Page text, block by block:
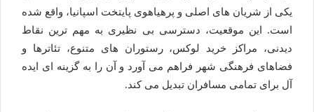
یکی از شریان های اصلی و پرهیاهوی پایتخت اسپانیا، واقع شده
است. این موقعیت، دسترسی بی نظیری به مهم ترین نقاط
دیدنی، مراکز خرید لوکس، رستوران های متنوع، تئاترها و
فضاهای فرهنگی شهر فراهم می آورد و آن را به گزینه ای ایده
آل برای تمامی مسافران تبدیل می کند.